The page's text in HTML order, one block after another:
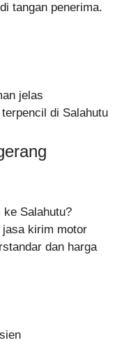
tangan penerima.
jelas
di Salahutu
Salahutu?
kirim motor
dan harga